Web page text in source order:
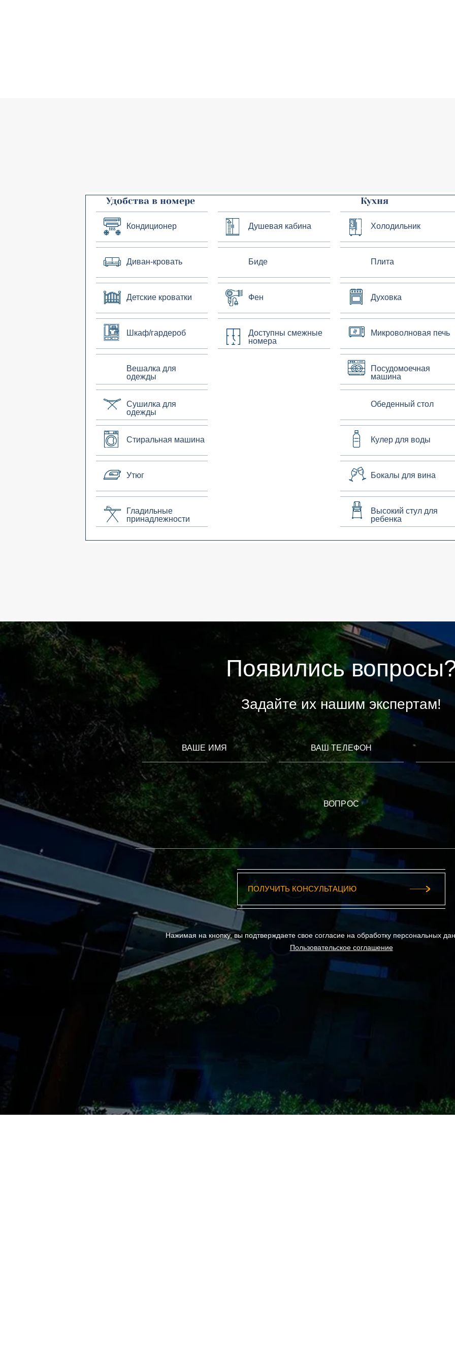
Удобства в номере
Кондиционер
Диван-кровать
Детские кроватки
Шкаф/гардероб
Вешалка для
одежды
Сушилка для
одежды
Стиральная машина
Утюг
Гладильные
принадлежности
Душевая кабина
Биде
Фен
Доступны смежные
номера
Кухня
Холодильник
Плита
Духовка
Микроволновая печь
Посудомоечная
машина
Обеденный стол
Кулер для воды
Бокалы для вина
Высокий стул для
ребенка
Появились
Задайте их нашим экспертам!
ВАШЕ ИМЯ ВАШ ТЕЛЕФОН
ВОПРОС
Нажимая на кнопку, вы подтверждаете свое согласие на обработку персональных
Пользовательское соглашение